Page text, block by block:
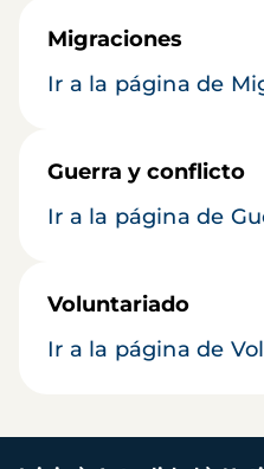
Migraciones
Ir a la página de
Guerra y conflicto
Ir a la página de
Voluntariado
Ir a la página de